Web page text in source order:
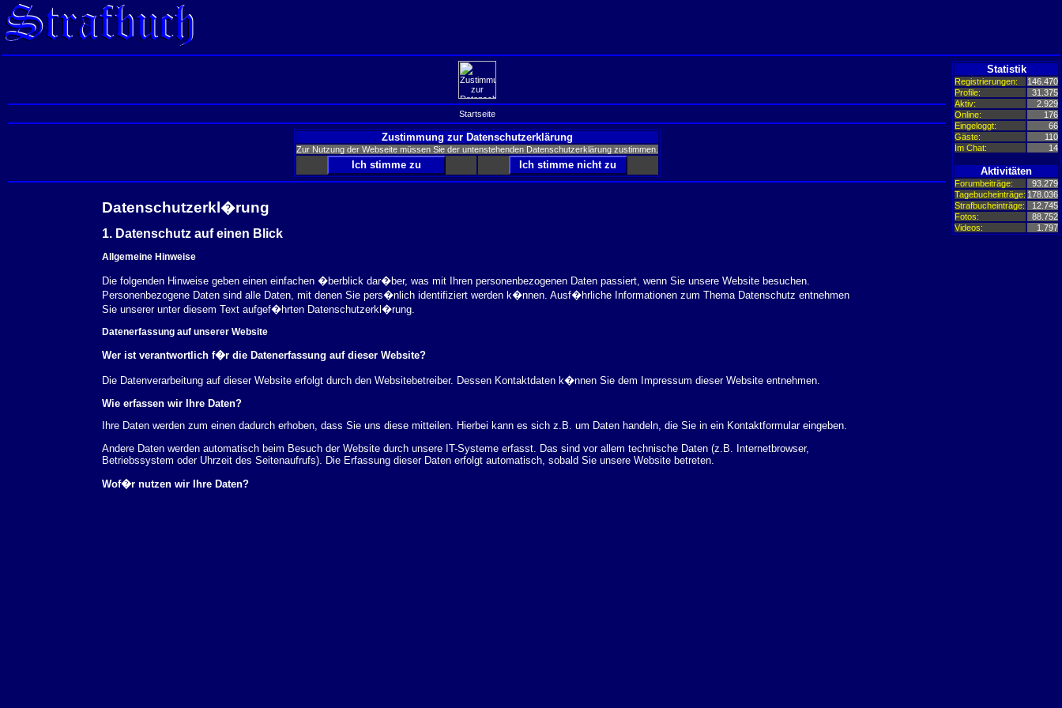
Startseite
Zustimmung zur Datenschutzerklärung
Zur Nutzung der Webseite müssen Sie der untenstehenden Datenschutzerklärung zustimmen.
Datenschutzerkl�rung
1. Datenschutz auf einen Blick
Allgemeine Hinweise
Die folgenden Hinweise geben einen einfachen �berblick dar�ber, was mit Ihren personenbezogenen Daten passiert, wenn Sie unsere Website besuchen.
Personenbezogene Daten sind alle Daten, mit denen Sie pers�nlich identifiziert werden k�nnen. Ausf�hrliche Informationen zum Thema Datenschutz entnehmen
Sie unserer unter diesem Text aufgef�hrten Datenschutzerkl�rung.
Datenerfassung auf unserer Website
Wer ist verantwortlich f�r die Datenerfassung auf dieser Website?
Die Datenverarbeitung auf dieser Website erfolgt durch den Websitebetreiber. Dessen Kontaktdaten k�nnen Sie dem Impressum dieser Website entnehmen.
Wie erfassen wir Ihre Daten?
Ihre Daten werden zum einen dadurch erhoben, dass Sie uns diese mitteilen. Hierbei kann es sich z.B. um Daten handeln, die Sie in ein Kontaktformular eingeben.
Andere Daten werden automatisch beim Besuch der Website durch unsere IT-Systeme erfasst. Das sind vor allem technische Daten (z.B. Internetbrowser,
Betriebssystem oder Uhrzeit des Seitenaufrufs). Die Erfassung dieser Daten erfolgt automatisch, sobald Sie unsere Website betreten.
Wof�r nutzen wir Ihre Daten?
Statistik
Registrierungen:
146.470
Profile:
31.375
Aktiv:
2.929
Online:
176
Eingeloggt:
66
Gäste:
110
Im Chat:
14
Aktivitäten
Forumbeiträge:
93.279
Tagebucheinträge: 178.036
Strafbucheinträge:
12.745
Fotos:
88.752
Videos:
1.797